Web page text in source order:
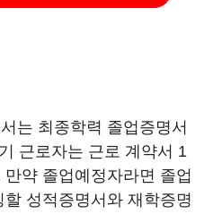
는 최종학력 졸업증명서
근로자는 근로 계약서 1
약 졸업예정자라면 졸업
성적증명서와 재학증명